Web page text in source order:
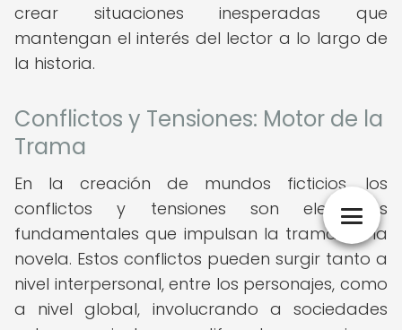
crear situaciones inesperadas que
mantengan el interés del lector a lo largo de
la historia.
Conflictos y Tensiones: Motor de la
Trama
En la creación de mundos ficticios, los
conflictos y tensiones son elementos
fundamentales que impulsan la trama de la
novela. Estos conflictos pueden surgir tanto a
nivel interpersonal, entre los personajes, como
a nivel global, involucrando a sociedades